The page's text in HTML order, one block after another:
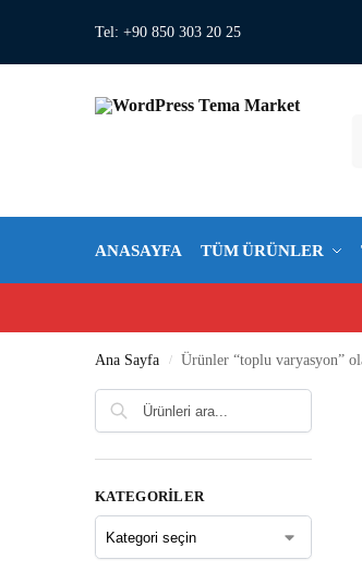
Tel: +90 850 303 20 25
ANASAYFA TÜM ÜRÜNLER
Ana Sayfa / Ürünler “toplu varyasyon”
KATEGORILER